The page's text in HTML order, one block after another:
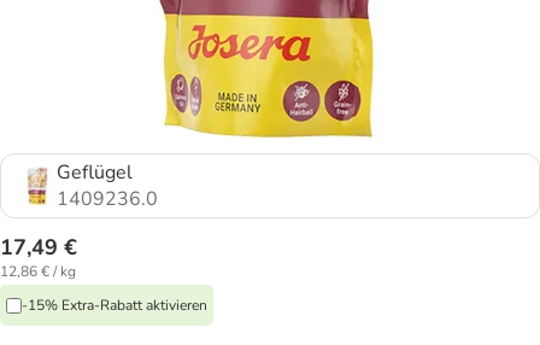
Geflügel
1409236.0
17,49 €
12,86 € / kg
-15% Extra-Rabatt aktivieren